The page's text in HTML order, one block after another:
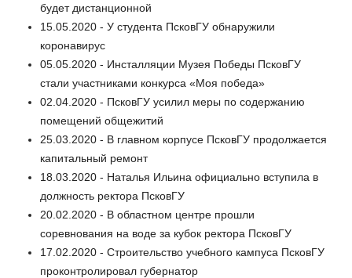
будет дистанционной
15.05.2020 - У студента ПсковГУ обнаружили
коронавирус
05.05.2020 - Инсталляции Музея Победы ПсковГУ
стали участниками конкурса «Моя победа»
02.04.2020 - ПсковГУ усилил меры по содержанию
помещений общежитий
25.03.2020 - В главном корпусе ПсковГУ продолжается
капитальный ремонт
18.03.2020 - Наталья Ильина официально вступила в
должность ректора ПсковГУ
20.02.2020 - В областном центре прошли
соревнования на воде за кубок ректора ПсковГУ
17.02.2020 - Строительство учебного кампуса ПсковГУ
проконтролировал губернатор